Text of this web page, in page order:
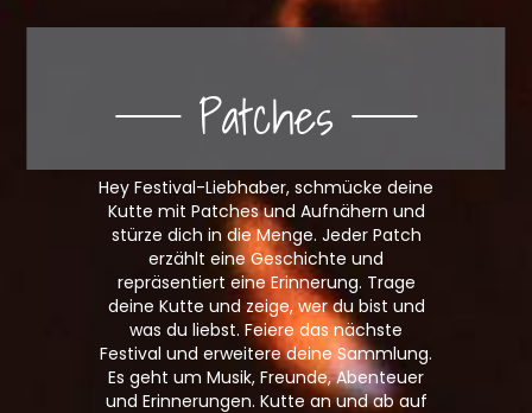
Patches
Hey Festival-Liebhaber, schmücke deine
Kutte mit Patches und Aufnähern und
stürze dich in die Menge. Jeder Patch
erzählt eine Geschichte und
repräsentiert eine Erinnerung. Trage
deine Kutte und zeige, wer du bist und
was du liebst. Feiere das nächste
Festival und erweitere deine Sammlung.
Es geht um Musik, Freunde, Abenteuer
und Erinnerungen. Kutte an und ab auf